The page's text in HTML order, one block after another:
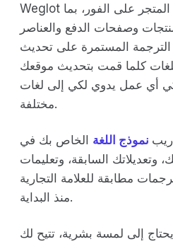
Weglot ويترجم جميع محتويات المتجر على الفور، بما
وصفحات الدفع والعناصر
الترجمة المستمرة على تحديث
كلما قمت بتحديث موقعك
أي عمل يدوي لكي إلى لغات
مختلفة.
نموذج اللغة الخاص بك في Weglot.
وتعديلاتك السابقة، وتعليمات
مطابقة للعلامة التجارية
منذ البداية.
إلى لمسة بشرية، تتيح لك